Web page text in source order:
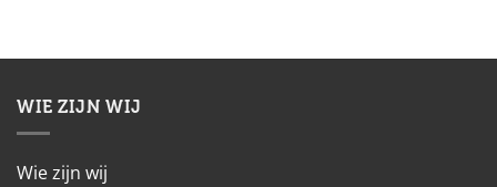
WIE ZIJN WIJ
Wie zijn wij